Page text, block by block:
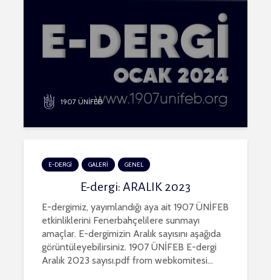
1907 ÜNİFEB
E-DERGİ GALERİ GENEL
E-dergi: ARALIK 2023
E-dergimiz, yayımlandığı aya ait 1907 ÜNİFEB
etkinliklerini Fenerbahçelilere sunmayı
amaçlar. E-dergimizin Aralık sayısını aşağıda
görüntüleyebilirsiniz. 1907 ÜNİFEB E-dergi
Aralık 2023 sayısı.pdf from webkomitesi...